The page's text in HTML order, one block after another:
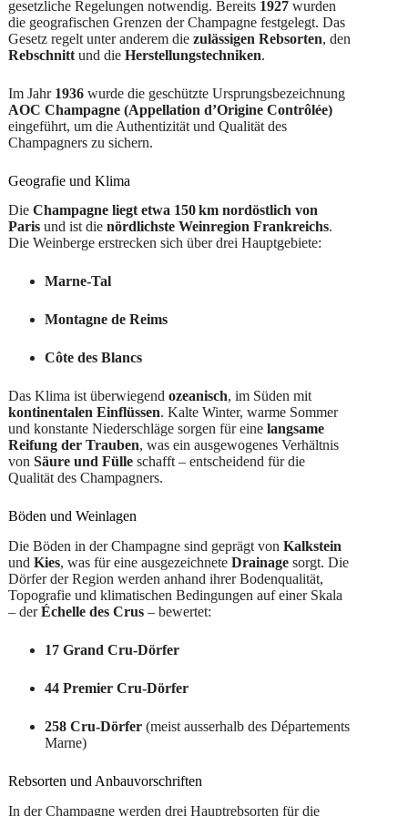
gesetzliche Regelungen notwendig. Bereits 1927wurden
die geografischen Grenzen der Champagne festgelegt. Das
Gesetz regelt unter anderem die zulässigen Rebsorten, den
Rebschnittund die Herstellungstechniken.
Im Jahr 1936wurde die geschützte Ursprungsbezeichnung
AOC Champagne (Appellation d’Origine Contrôlée)
eingeführt, um die Authentizität und Qualität des
Champagners zu sichern.
Geografie und Klima
Die Champagne liegt etwa 150 km nordöstlich von
Parisund ist die nördlichste Weinregion Frankreichs.
Die Weinberge erstrecken sich über drei Hauptgebiete:
Marne-Tal
Montagne de Reims
Côte des Blancs
Das Klima ist überwiegend ozeanisch, im Süden mit
kontinentalen Einflüssen. Kalte Winter, warme Sommer
und konstante Niederschläge sorgen für eine langsame
Reifung der Trauben, was ein ausgewogenes Verhältnis
von Säure und Fülleschafft – entscheidend für die
Qualität des Champagners.
Böden und Weinlagen
Die Böden in der Champagne sind geprägt von Kalkstein
und Kies, was für eine ausgezeichnete Drainagesorgt. Die
Dörfer der Region werden anhand ihrer Bodenqualität,
Topografie und klimatischen Bedingungen auf einer Skala
– derÉchelle des Crus– bewertet:
17 Grand Cru-Dörfer
44 Premier Cru-Dörfer
258 Cru-Dörfer(meist ausserhalb des Départements
Marne)
Rebsorten und Anbauvorschriften
In der Champagne werden drei Hauptrebsorten für die